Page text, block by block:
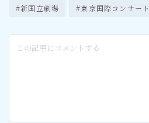
#新国立劇場 #東京国際コンサート